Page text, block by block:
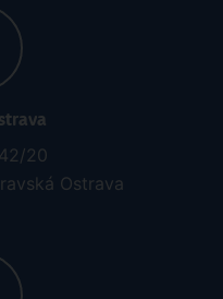
20
Ostrava